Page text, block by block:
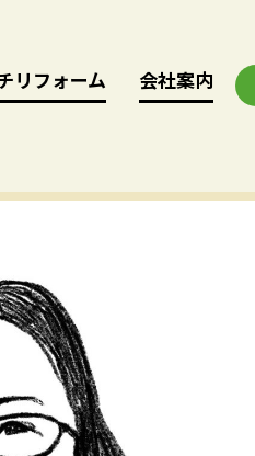
リフォーム
リフォーム 会社案内
会社案内